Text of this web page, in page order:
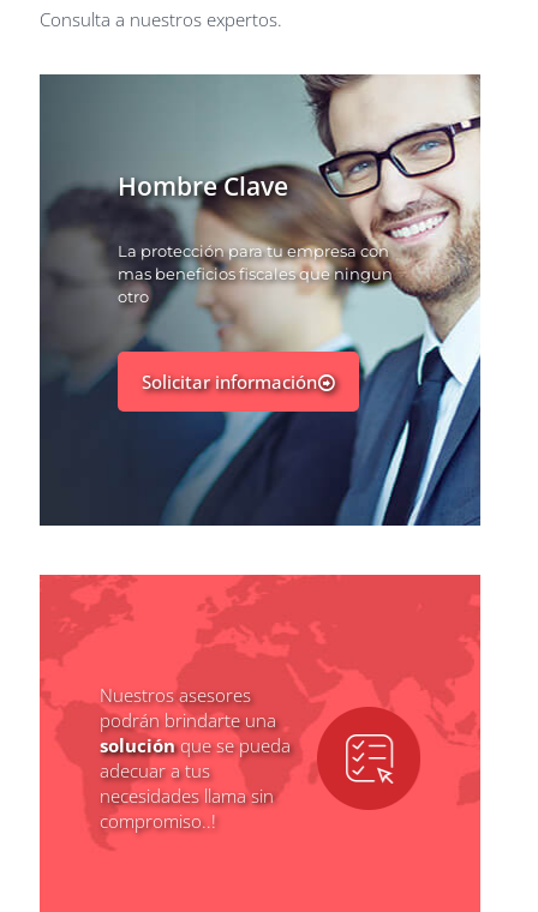
Consulta a nuestros expertos.
Hombre Clave
La protección para tu empresa con
mas beneficios fiscales que ningun
otro
Solicitar información
Nuestros asesores
podrán brindarte una
soluciónque se pueda
adecuar a tus
necesidades llama sin
compromiso..!